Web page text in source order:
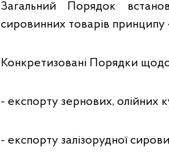
Загальний Порядок
сировинних товарів принципу
Конкретизовані Порядки щодо
- експорту зернових, олійних
- експорту залізорудної